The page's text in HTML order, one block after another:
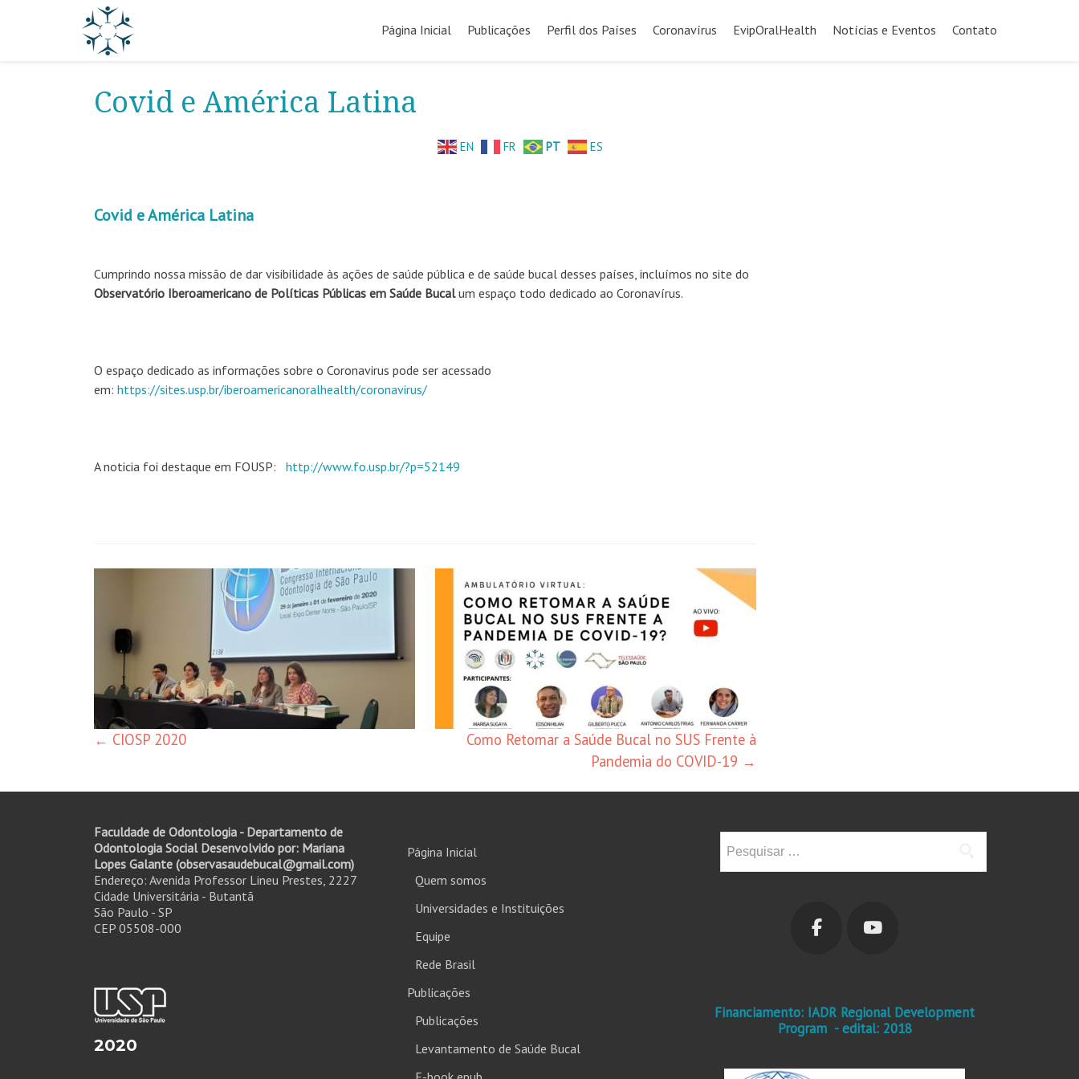
para
Página Inicial Publicações Perfil dos Países Coronavírus EvipOralHealth Notícias e Eventos Contato
Covid e América Latina
EN FR PT ES
Covid e América Latina
Cumprindo nossa missão de dar visibilidade às ações de saúde pública e de saúde bucal desses países, incluímos no site do
Observatório Iberoamericano de Políticas Públicas em Saúde Bucalum espaço todo dedicado ao Coronavírus.
O espaço dedicado as informações sobre o Coronavirus pode ser acessado
em: https://sites.usp.br/iberoamericanoralhealth/coronavirus/
A noticia foi destaque em FOUSP: http://www.fo.usp.br/?p=52149
Navegação
posts
← CIOSP 2020
Como Retomar a Saúde Bucal no SUS Frente à
Pandemia do COVID-19 →
Faculdade de Odontologia - Departamento de
Odontologia Social Desenvolvido por: Mariana
Lopes Galante (observasaudebucal@gmail.com)
Endereço: Avenida Professor Lineu Prestes, 2227
Cidade Universitária - Butantã
São Paulo - SP
CEP 05508-000
2020
Página Inicial
Quem somos
Universidades e Instituições
Equipe
Rede Brasil
Publicações
Publicações
Levantamento de Saúde Bucal
por:
Financiamento: IADR Regional Development
Program - edital: 2018